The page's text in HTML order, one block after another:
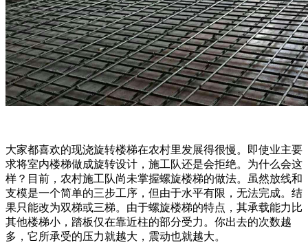
大家都喜欢的现浇旋转楼梯在农村里发展得很慢。即使业主要
求将室内楼梯做成旋转设计，施工队还是会拒绝。为什么会这
样？目前，农村施工队尚未掌握螺旋楼梯的做法。虽然放线和
支模是一个简单的三步工序，但由于水平有限，无法完成。结
果只能改为双梯或三梯。由于螺旋楼梯的特点，其承载能力比
其他楼梯小，踏板仅在靠近柱的部分受力。你出去的次数越
多，它所承受的压力就越大，震动也就越大。